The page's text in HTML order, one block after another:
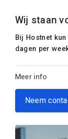
Wij staan
Bij Hostnet
dagen per
Meer info
Neem